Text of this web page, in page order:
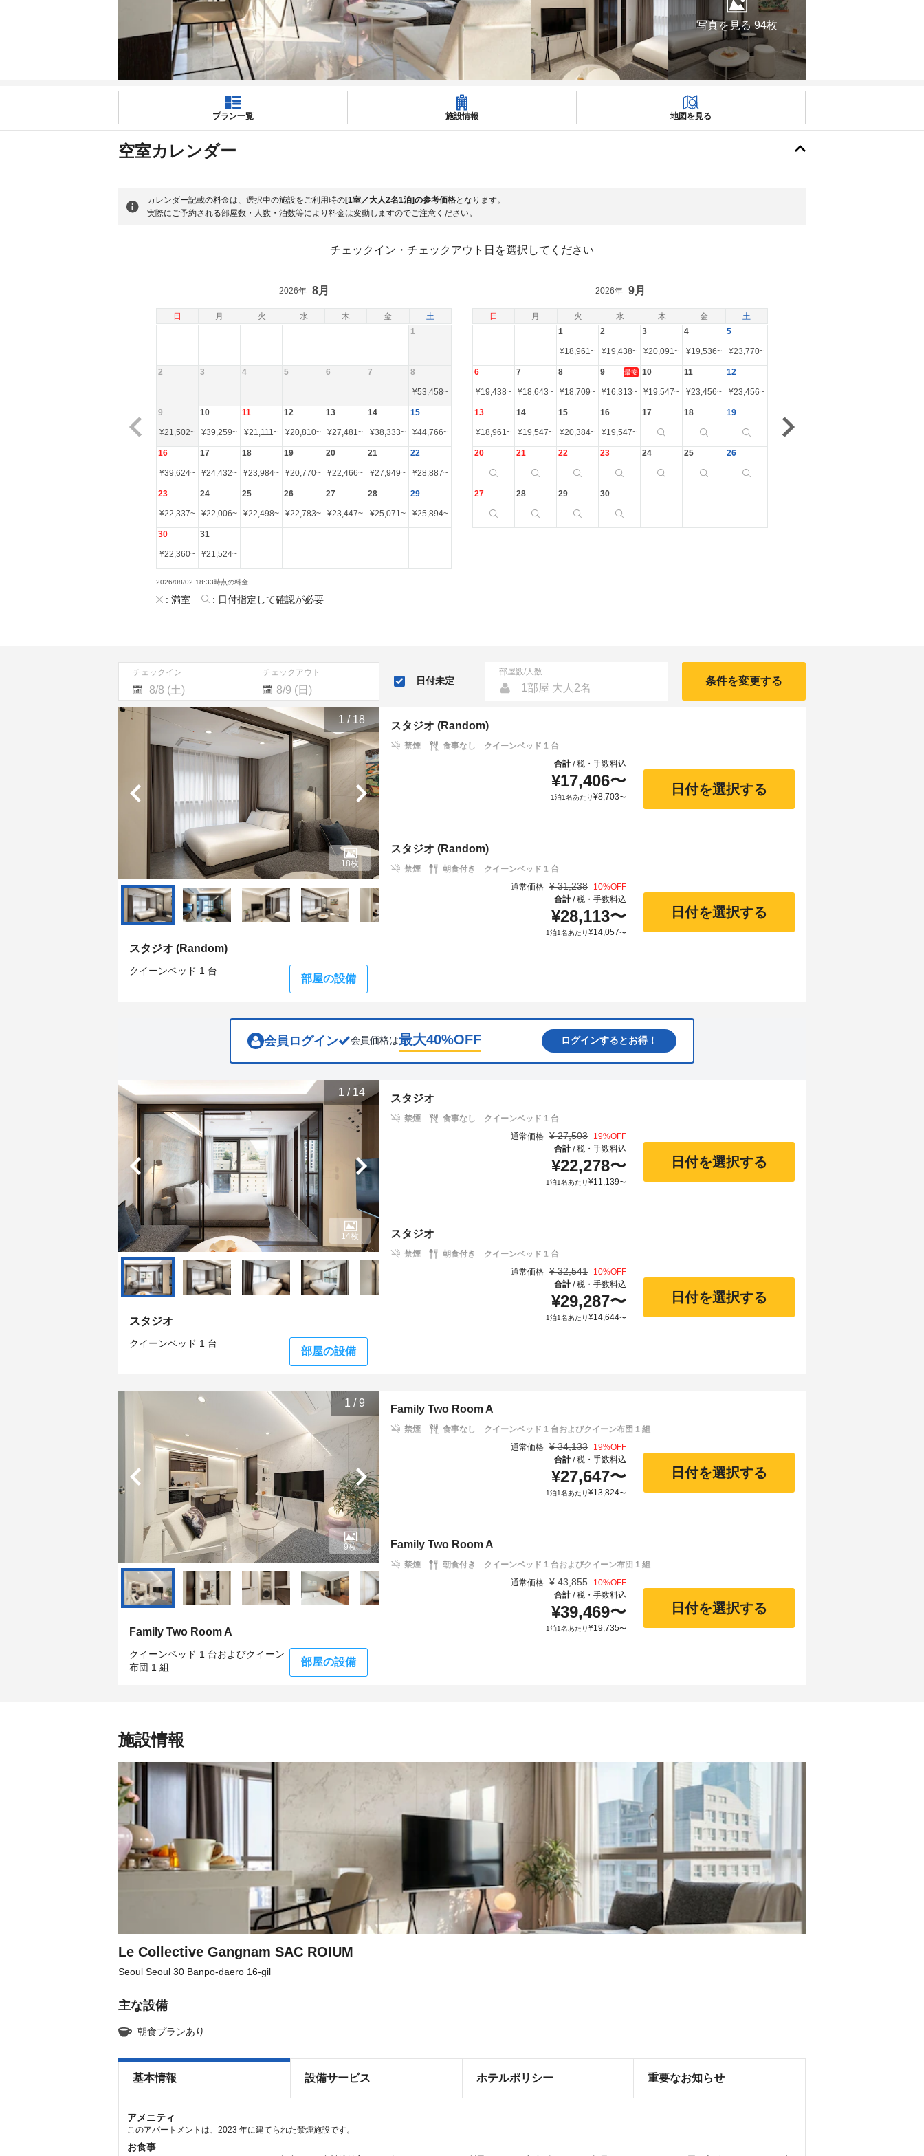
写真を見る 94枚
プラン一覧 施設情報 地図を見る
空室カレンダー
カレンダー記載の料金は、選択中の施設をご利用時の[1室／大人2名1泊]の参考価格となります。
実際にご予約される部屋数・人数・泊数等により料金は変動しますのでご注意ください。
チェックイン・チェックアウト日を選択してください
日 月 火 水 木 金 土 日 月 火 水 木 金 土
2026年 8月
1
2 3 4 5 6 7 8
¥53,458~
9
¥21,502~
10
¥39,259~
11
¥21,111~
12
¥20,810~
13
¥27,481~
14
¥38,333~
15
¥44,766~
16
¥39,624~
17
¥24,432~
18
¥23,984~
19
¥20,770~
20
¥22,466~
21
¥27,949~
22
¥28,887~
23
¥22,337~
24
¥22,006~
25
¥22,498~
26
¥22,783~
27
¥23,447~
28
¥25,071~
29
¥25,894~
30
¥22,360~
31
¥21,524~
2026年 9月
1
¥18,961~
2
¥19,438~
3
¥20,091~
4
¥19,536~
5
¥23,770~
6
¥19,438~
7
¥18,643~
8
¥18,709~
9 最安
¥16,313~
10
¥19,547~
11
¥23,456~
12
¥23,456~
13
¥18,961~
14
¥19,547~
15
¥20,384~
16
¥19,547~
17 18 19
20 21 22 23 24 25 26
27 28 29 30
2026/08/02 18:33時点の料金
: 満室 : 日付指定して確認が必要
チェックイン チェックアウト
Navigate
forward
interact
calendar
and
select
question
mark
key
to
get
the
shortcuts
changing
Navigate
backward
to
interact
with
calendar
select
a
date.
Press
the
question
mark
key
to
get
changing
日付未定
部屋数/人数
1部屋 大人2名
条件を変更する
1 / 18
スタジオ (Random)
クイーンベッド 1 台
部屋の設備
18枚
スタジオ (Random)
禁煙 食事なし
クイーンベッド 1 台
合計/税・手数料込
¥17,406〜
1泊1名あたり¥8,703〜
日付を選択する
スタジオ (Random)
禁煙 朝食付き
クイーンベッド 1 台
通常価格 ¥ 31,238 10%OFF
合計/税・手数料込
¥28,113〜
1泊1名あたり¥14,057〜
日付を選択する
会員ログイン 会員価格は最大40%OFF ログインするとお得！
1 / 14
スタジオ
クイーンベッド 1 台
部屋の設備
14枚
スタジオ
禁煙 食事なし
クイーンベッド 1 台
通常価格 ¥ 27,503 19%OFF
合計/税・手数料込
¥22,278〜
1泊1名あたり¥11,139〜
日付を選択する
スタジオ
禁煙 朝食付き
クイーンベッド 1 台
通常価格 ¥ 32,541 10%OFF
合計/税・手数料込
¥29,287〜
1泊1名あたり¥14,644〜
日付を選択する
1 /9
Family Two Room A
クイーンベッド 1 台およびクイーン
布団 1 組
部屋の設備
9枚
Family Two Room A
禁煙 食事なし
クイーンベッド 1 台およびクイーン布団 1 組
通常価格 ¥ 34,133 19%OFF
合計/税・手数料込
¥27,647〜
1泊1名あたり¥13,824〜
日付を選択する
Family Two Room A
禁煙 朝食付き
クイーンベッド 1 台およびクイーン布団 1 組
通常価格 ¥ 43,855 10%OFF
合計/税・手数料込
¥39,469〜
1泊1名あたり¥19,735〜
日付を選択する
施設情報
Le Collective Gangnam SAC ROIUM
Seoul Seoul 30 Banpo-daero 16-gil
主な設備
朝食プランあり
基本情報 設備サービス ホテルポリシー 重要なお知らせ
アメニティ
このアパートメントは、2023 年に建てられた禁煙施設です。
お食事